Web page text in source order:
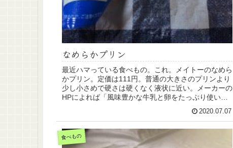
なめらかプリン
最近ハマっている食べもの。これ。メイトーのなめら
かプリン。定価は111円。普通の大きさのプリンより
少し小さめで硬さは硬くなく液状に近い。メーカーの
HPによれば「風味豊かな牛乳と卵をたっぷり使い、
卵の力だけでじっくり丁寧に蒸しあげました。クリ...
2020.07.07
食べもの